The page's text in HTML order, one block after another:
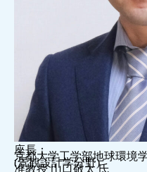
座長：
京都大学工学部地球環境
(景観設計学分野)
准教授 山口敬太 氏